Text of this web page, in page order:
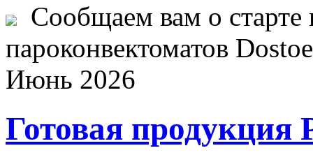
Сообщаем вам о старте
пароконвектоматов
Июнь 2026
Готовая продукция